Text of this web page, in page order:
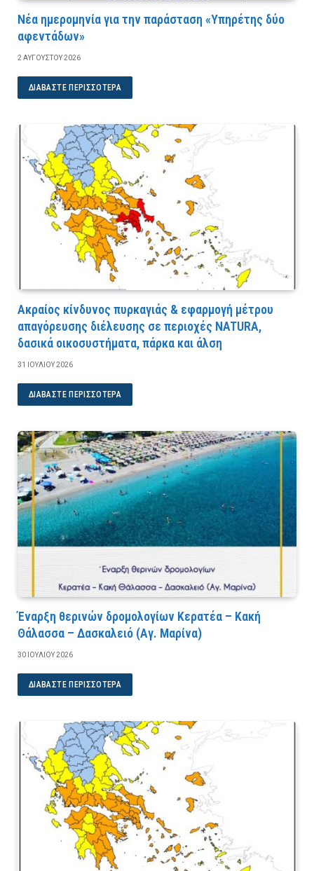
Νέα ημερομηνία για την παράσταση «Υπηρέτης δύο
αφεντάδων»
2 ΑΥΓΟΎΣΤΟΥ 2026
ΔΙΑΒΆΣΤΕ ΠΕΡΙΣΣΌΤΕΡΑ
Ακραίος κίνδυνος πυρκαγιάς & εφαρμογή μέτρου
απαγόρευσης διέλευσης σε περιοχές NATURA,
δασικά οικοσυστήματα, πάρκα και άλση
31 ΙΟΥΛΊΟΥ 2026
ΔΙΑΒΆΣΤΕ ΠΕΡΙΣΣΌΤΕΡΑ
Έναρξη θερινών δρομολογίων Κερατέα – Κακή
Θάλασσα – Δασκαλειό (Αγ. Μαρίνα)
30 ΙΟΥΛΊΟΥ 2026
ΔΙΑΒΆΣΤΕ ΠΕΡΙΣΣΌΤΕΡΑ